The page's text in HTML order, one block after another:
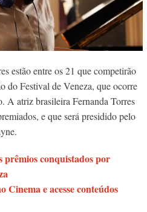
estão entre os 21 que competirão
do Festival de Veneza, que ocorre
A atriz brasileira Fernanda Torres
e que será presidido pelo
prêmios conquistados por
Cinema e acesse conteúdos